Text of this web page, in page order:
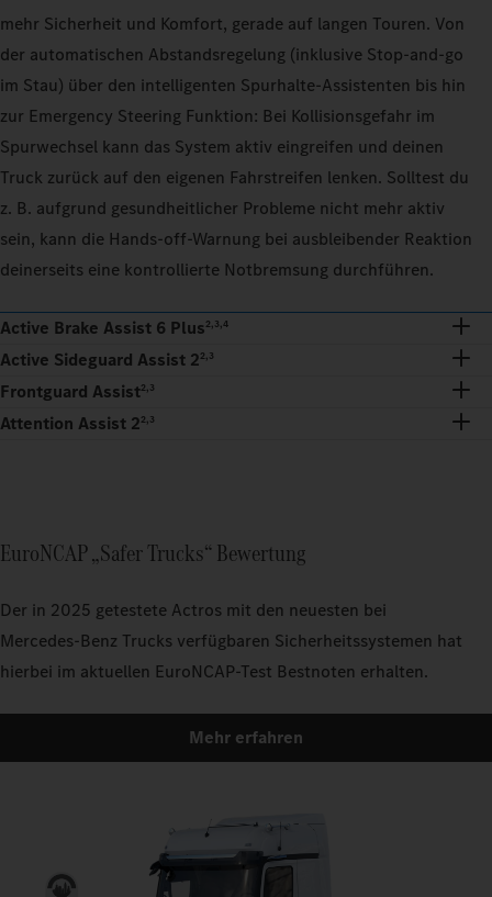
mehr Sicherheit und Komfort, gerade auf langen Touren. Von
der automatischen Abstandsregelung (inklusive Stop-and-go
im Stau) über den intelligenten Spurhalte-Assistenten bis hin
zur Emergency Steering Funktion: Bei Kollisionsgefahr im
Spurwechsel kann das System aktiv eingreifen und deinen
Truck zurück auf den eigenen Fahrstreifen lenken. Solltest du
z. B. aufgrund gesundheitlicher Probleme nicht mehr aktiv
sein, kann die Hands-off-Warnung bei ausbleibender Reaktion
deinerseits eine kontrollierte Notbremsung durchführen.
Active Brake Assist 6 Plus2,3,4
Active Sideguard Assist 22,3
Frontguard Assist2,3
Attention Assist 22,3
EuroNCAP „Safer Trucks“ Bewertung
Der in 2025 getestete Actros mit den neuesten bei
Mercedes‑Benz Trucks verfügbaren Sicherheitssystemen hat
hierbei im aktuellen EuroNCAP-Test Bestnoten erhalten.
Mehr erfahren